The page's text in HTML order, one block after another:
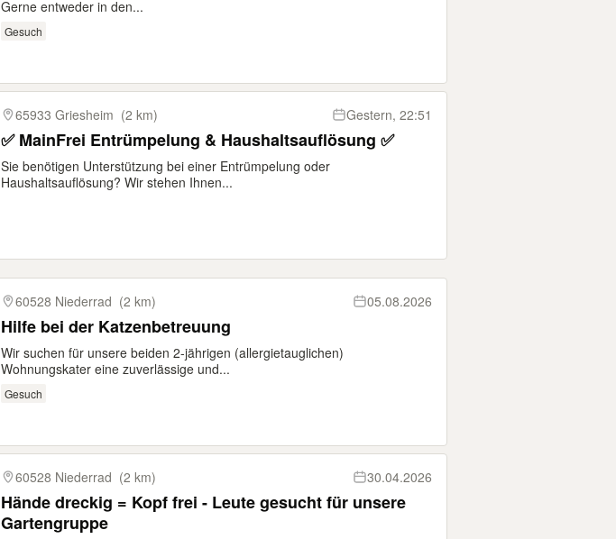
Gerne entweder in den...
Gesuch
65933 Griesheim (2 km) Gestern, 22:51
✅ MainFrei Entrümpelung & Haushaltsauflösung ✅
Sie benötigen Unterstützung bei einer Entrümpelung oder
Haushaltsauflösung? Wir stehen Ihnen...
60528 Niederrad (2 km) 05.08.2026
Hilfe bei der Katzenbetreuung
Wir suchen für unsere beiden 2-jährigen (allergietauglichen)
Wohnungskater eine zuverlässige und...
Gesuch
60528 Niederrad (2 km) 30.04.2026
Hände dreckig = Kopf frei - Leute gesucht für unsere
Gartengruppe